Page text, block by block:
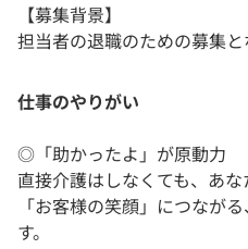
【募集背景】
担当者の退職のための募集と
仕事のやりがい
◎「助かったよ」が原動力
直接介護はしなくても、あ
「お客様の笑顔」につなが
す。